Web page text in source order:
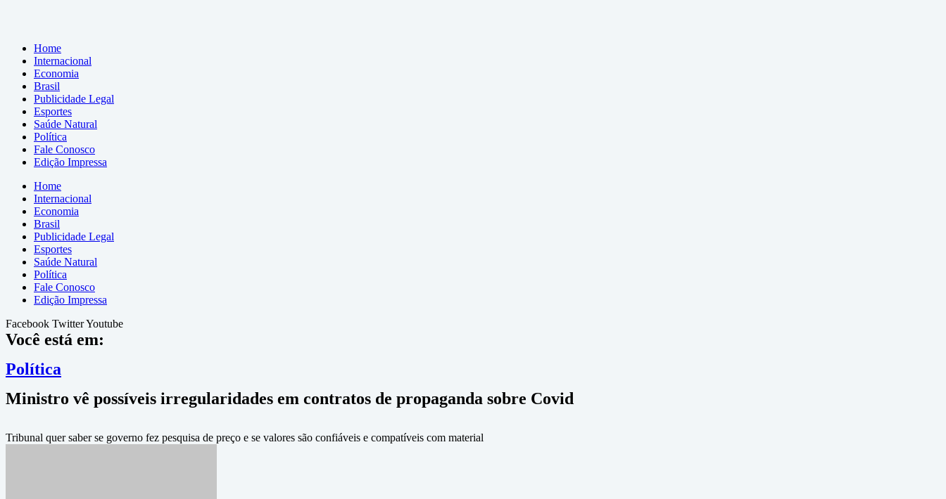
Home
Internacional
Economia
Brasil
Publicidade Legal
Esportes
Saúde Natural
Política
Fale Conosco
Edição Impressa
Home
Internacional
Economia
Brasil
Publicidade Legal
Esportes
Saúde Natural
Política
Fale Conosco
Edição Impressa
Facebook TwitterYoutube
Você está em:
Política
Ministro vê possíveis irregularidades em contratos de propaganda sobre Covid
Tribunal quer saber se governo fez pesquisa de preço e se valores são confiáveis e compatíveis com material